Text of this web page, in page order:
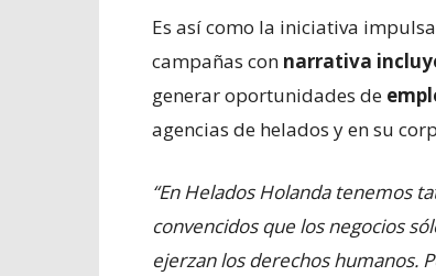
Es así como la iniciativa
campañas con narrativa
generar oportunidades de
agencias de helados y en su
“En Helados Holanda tenemos
convencidos que los negocios
ejerzan los derechos humanos.